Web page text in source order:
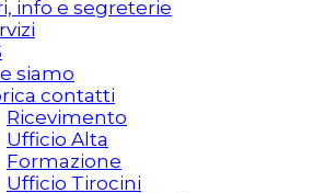
info e segreterie
siamo
contatti
Ricevimento
Ufficio Alta
Formazione
Ufficio Tirocini